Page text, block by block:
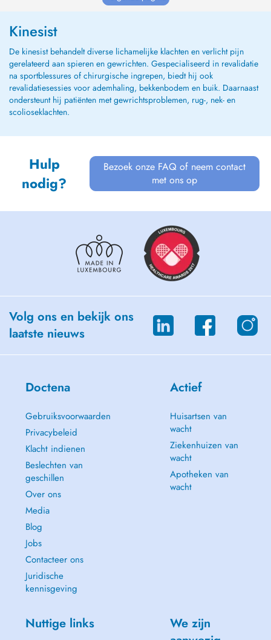
Spécialisation en kinésithérapie oncologique
Kinesist
De kinesist behandelt diverse lichamelijke klachten en verlicht pijn
gerelateerd aan spieren en gewrichten. Gespecialiseerd in revalidatie
na sportblessures of chirurgische ingrepen, biedt hij ook
revalidatiesessies voor ademhaling, bekkenbodem en buik. Daarnaast
ondersteunt hij patiënten met gewrichtsproblemen, rug-, nek- en
scolioseklachten.
Hulp
nodig?
Bezoek onze FAQ of neem contact
met ons op
Volg ons en bekijk ons
laatste nieuws
Doctena
Gebruiksvoorwaarden
Privacybeleid
Klacht indienen
Beslechten van
geschillen
Over ons
Media
Blog
Jobs
Contacteer ons
Juridische
kennisgeving
Actief
Huisartsen van
wacht
Ziekenhuizen van
wacht
Apotheken van
wacht
Nuttige links
We zijn